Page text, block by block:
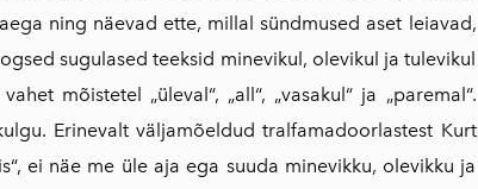
ning näe­vad ette, millal sündmused aset leiavad,
sugulased teeksid minevikul, olevikul ja tulevikul
mõistetel „üleval“, „all“, „vasakul“ ja „paremal“.
Erinevalt väljamõeldud tralfamadoorlastest Kurt
ei näe me üle aja ega suuda minevikku, ole­vikku ja